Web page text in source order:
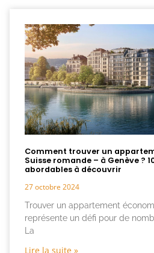
Comment trouver un
Suisse romande – à Genève ?
abordables à découvrir
27 octobre 2024
Trouver un appartement
représente un défi pour de
La
Lire la suite »